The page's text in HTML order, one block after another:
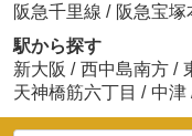
阪急千里線 / 阪急宝塚
駅から探す
新大阪 / 西中島南方 /
天神橋筋六丁目 / 中津